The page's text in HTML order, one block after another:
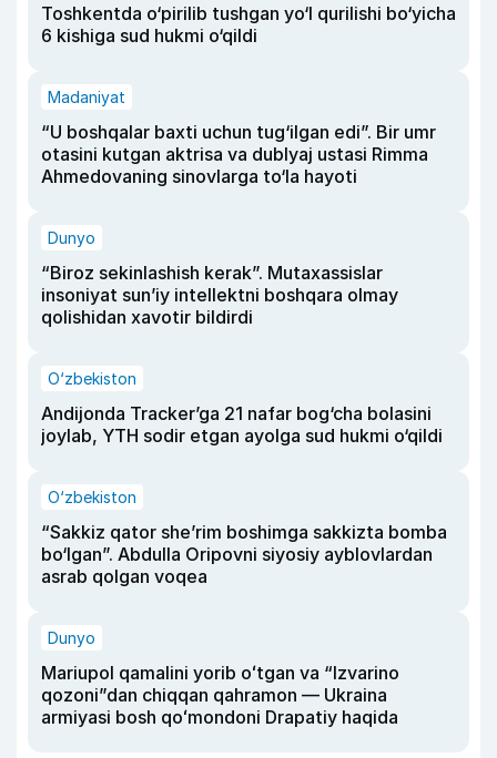
Toshkentda o‘pirilib tushgan yo‘l qurilishi bo‘yicha
6 kishiga sud hukmi o‘qildi
Madaniyat
“U boshqalar baxti uchun tug‘ilgan edi”. Bir umr
otasini kutgan aktrisa va dublyaj ustasi Rimma
Ahmedovaning sinovlarga to‘la hayoti
Dunyo
“Biroz sekinlashish kerak”. Mutaxassislar
insoniyat sun’iy intellektni boshqara olmay
qolishidan xavotir bildirdi
O‘zbekiston
Andijonda Tracker’ga 21 nafar bog‘cha bolasini
joylab, YTH sodir etgan ayolga sud hukmi o‘qildi
O‘zbekiston
“Sakkiz qator she’rim boshimga sakkizta bomba
bo‘lgan”. Abdulla Oripovni siyosiy ayblovlardan
asrab qolgan voqea
Dunyo
Mariupol qamalini yorib oʻtgan va “Izvarino
qozoni”dan chiqqan qahramon — Ukraina
armiyasi bosh qoʻmondoni Drapatiy haqida